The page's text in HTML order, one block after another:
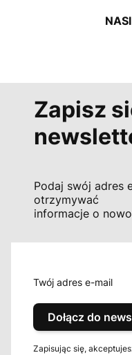
Zapisz
Podaj swój adres
otrzymywać
informacje o
Twój adres e-mail
Dołącz do
Zapisując się,